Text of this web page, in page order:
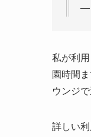
—
私が利
園時間
ウンジ
詳しい